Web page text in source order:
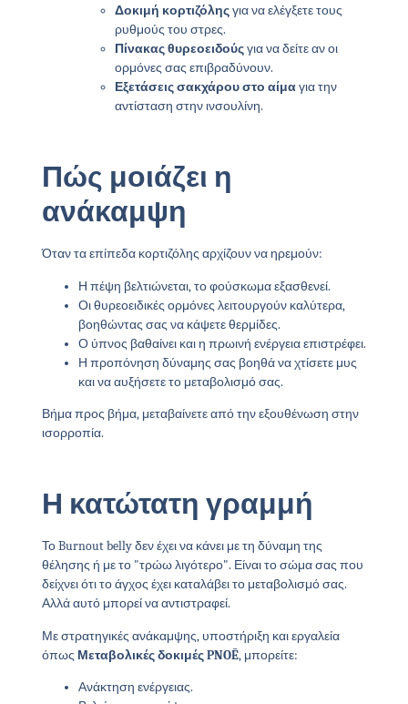
Δοκιμή κορτιζόληςγια να ελέγξετε τους
ρυθμούς του στρες.
Πίνακας θυρεοειδούςγια να δείτε αν οι
ορμόνες σας επιβραδύνουν.
Εξετάσεις σακχάρου στο αίμαγια την
αντίσταση στην ινσουλίνη.
Πώς μοιάζει η
ανάκαμψη
Όταν τα επίπεδα κορτιζόλης αρχίζουν να ηρεμούν:
Η πέψη βελτιώνεται, το φούσκωμα εξασθενεί.
Οι θυρεοειδικές ορμόνες λειτουργούν καλύτερα,
βοηθώντας σας να κάψετε θερμίδες.
Ο ύπνος βαθαίνει και η πρωινή ενέργεια επιστρέφει.
Η προπόνηση δύναμης σας βοηθά να χτίσετε μυς
και να αυξήσετε το μεταβολισμό σας.
Βήμα προς βήμα, μεταβαίνετε από την εξουθένωση στην
ισορροπία.
Η κατώτατη γραμμή
Το Burnout belly δεν έχει να κάνει με τη δύναμη της
θέλησης ή με το "τρώω λιγότερο". Είναι το σώμα σας που
δείχνει ότι το άγχος έχει καταλάβει το μεταβολισμό σας.
Αλλά αυτό μπορεί να αντιστραφεί.
Με στρατηγικές ανάκαμψης, υποστήριξη και εργαλεία
όπως Μεταβολικές δοκιμές PNOĒ, μπορείτε:
Ανάκτηση ενέργειας.